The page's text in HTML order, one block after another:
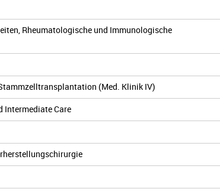
Rheumatologische und Immunologische
(Med. Klinik IV)
Intermediate Care